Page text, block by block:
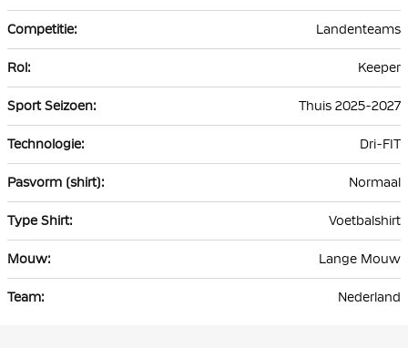
Landenteams
Keeper
Thuis 2025-2027
Dri-FIT
Normaal
Voetbalshirt
Lange Mouw
Nederland